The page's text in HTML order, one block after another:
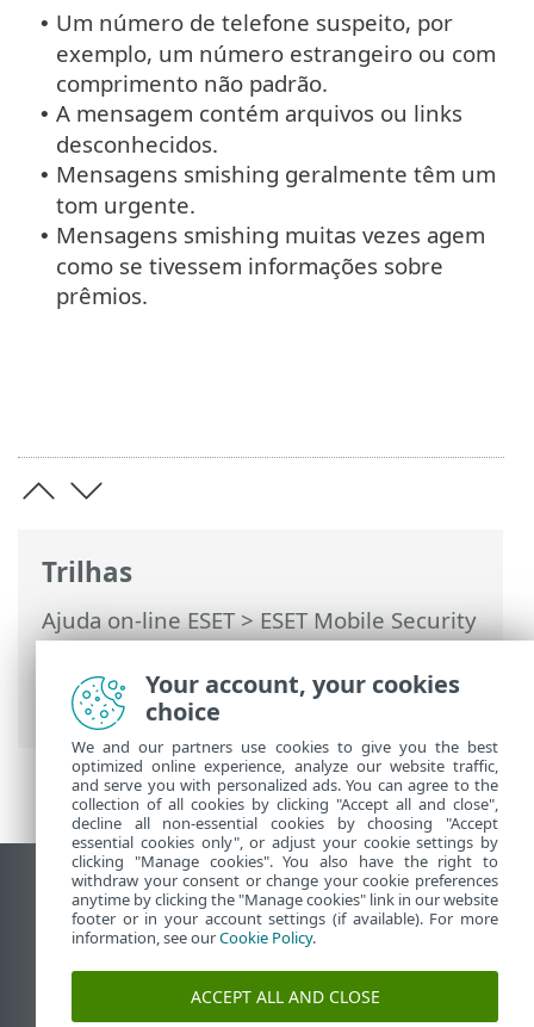
Trilhas
Ajuda on-line ESET>ESET Mobile Security
>Trabalhando com o ESET Mobile
Security >Antiphishing> Proteção de
notificação e SMS
• Um número de telefone suspeito, por
exemplo, um número estrangeiro ou com
comprimento não padrão.
• A mensagem contém arquivos ou links
desconhecidos.
• Mensagens smishing geralmente têm um
tom urgente.
• Mensagens smishing muitas vezes agem
como se tivessem informações sobre
prêmios.
Ver site para desktop
End of Life
Base de conhecimento ESET
Fórum ESET
ESET Status Portal
Your account, your cookies
choice
We and our partners use cookies to give you the best
optimized online experience, analyze our website traffic,
and serve you with personalized ads. You can agree to the
collection of all cookies by clicking "Accept all and close",
decline all non-essential cookies by choosing "Accept
essential cookies only", or adjust your cookie settings by
clicking "Manage cookies". You also have the right to
withdraw your consent or change your cookie preferences
anytime by clicking the "Manage cookies" link in our website
footer or in your account settings (if available). For more
information, see ourCookie Policy.
ACCEPT ALL AND CLOSE